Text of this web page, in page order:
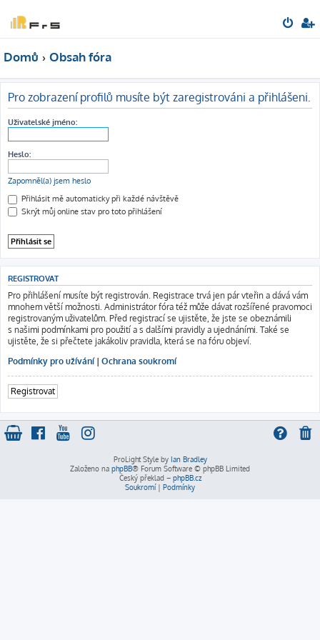
Domů Obsah fóra
Pro zobrazení profilů musíte být zaregistrováni a přihlášeni.
Uživatelské jméno:
Heslo:
Zapomněl(a) jsem heslo
Přihlásit mě automaticky při každé návštěvě
Skrýt můj online stav pro toto přihlášení
REGISTROVAT
Pro přihlášení musíte být registrován. Registrace trvá jen pár vteřin a dává vám
mnohem větší možnosti. Administrátor fóra též může dávat rozšířené pravomoci
registrovaným uživatelům. Před registrací se ujistěte, že jste se obeznámili
s našimi podmínkami pro použití a s dalšími pravidly a ujednáními. Také se
ujistěte, že si přečtete jakákoliv pravidla, která se na fóru objeví.
Podmínky pro užívání| Ochrana soukromí
Registrovat
ProLight Style by Ian Bradley
Založeno na phpBB® Forum Software © phpBB Limited
Český překlad – phpBB.cz
Soukromí| Podmínky